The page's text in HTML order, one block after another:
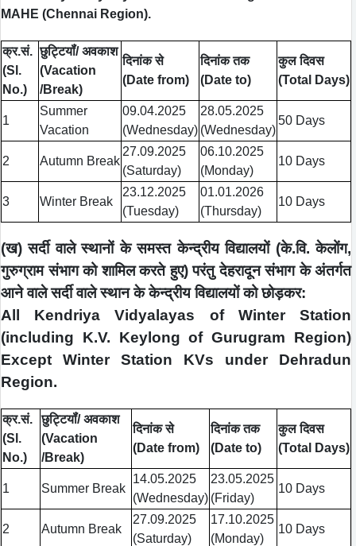
MAHE (Chennai Region).
क्र.सं.
(Sl.
No.)
छुट्टियॉं/ अवकाश
(Vacation
/Break)
दिनांक से
(Date from)
दिनांक तक
(Date to)
कुल दिवस
(Total Days)
1
Summer
Vacation
09.04.2025
(Wednesday)
28.05.2025
(Wednesday)
50 Days
2 Autumn Break
27.09.2025
(Saturday)
06.10.2025
(Monday)
10 Days
3 Winter Break
23.12.2025
(Tuesday)
01.01.2026
(Thursday)
10 Days
(ख) सर्दी वाले स्थानों के समस्‍त केन्‍द्रीय विद्यालयों (के.वि. केलोंग,
गुरुग्राम संभाग को शामिल करते हुए) परंतु देहरादून संभाग के अंतर्गत
आने वाले सर्दी वाले स्थान के केन्द्रीय विद्यालयों को छोड़कर:
All Kendriya Vidyalayas of Winter Station
(including K.V. Keylong of Gurugram Region)
Except Winter Station KVs under Dehradun
Region.
क्र.सं.
(Sl.
No.)
छुट्टियॉं/ अवकाश
(Vacation
/Break)
दिनांक से
(Date from)
दिनांक तक
(Date to)
कुल दिवस
(Total Days)
1 Summer Break
14.05.2025
(Wednesday)
23.05.2025
(Friday)
10 Days
2 Autumn Break
27.09.2025
(Saturday)
17.10.2025
(Monday)
10 Days